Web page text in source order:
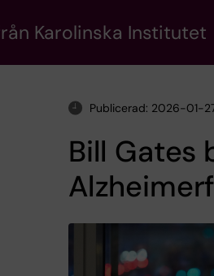
Karolinska Institutet
Publicerad: 2026-01-
Bill Gates